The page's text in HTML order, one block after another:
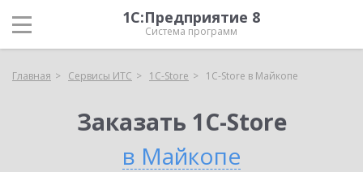
1С:Предприятие 8
Система программ
Главная Сервисы ИТС 1C-Store 1C-Store в Майкопе
Заказать 1C-Store
в Майкопе